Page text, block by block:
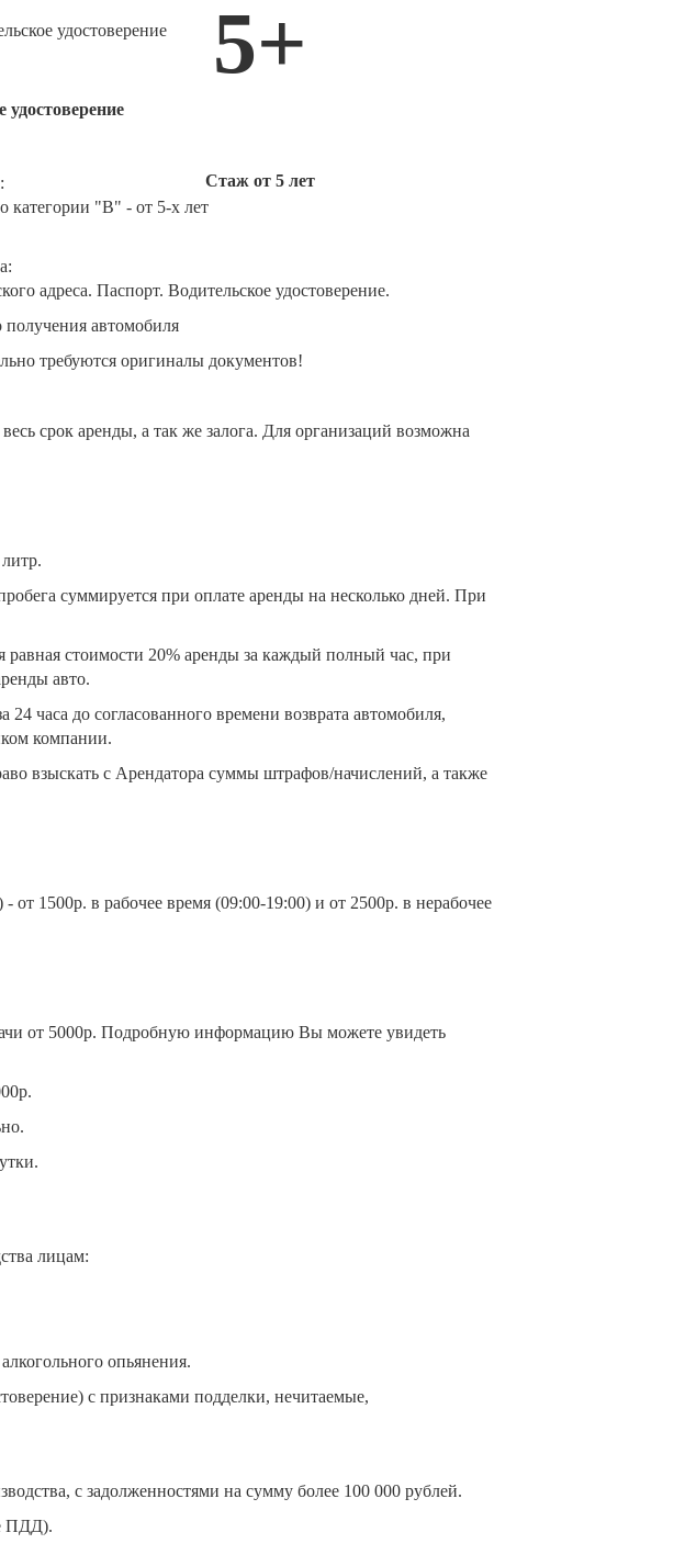
5+
Cтаж от 5 лет
категории "B" - от 5-х лет
адреса. Паспорт. Водительское удостоверение.
получения автомобиля
требуются оригиналы документов!
срок аренды, а так же залога. Для организаций возможна
суммируется при оплате аренды на несколько дней. При
равная стоимости 20% аренды за каждый полный час, при
авто.
часа до согласованного времени возврата автомобиля,
компании.
взыскать с Арендатора суммы штрафов/начислений, а также
от 1500р. в рабочее время (09:00-19:00) и от 2500р. в нерабочее
от 5000р. Подробную информацию Вы можете увидеть
лицам:
опьянения.
с признаками подделки, нечитаемые,
с задолженностями на сумму более 100 000 рублей.
ПДД).